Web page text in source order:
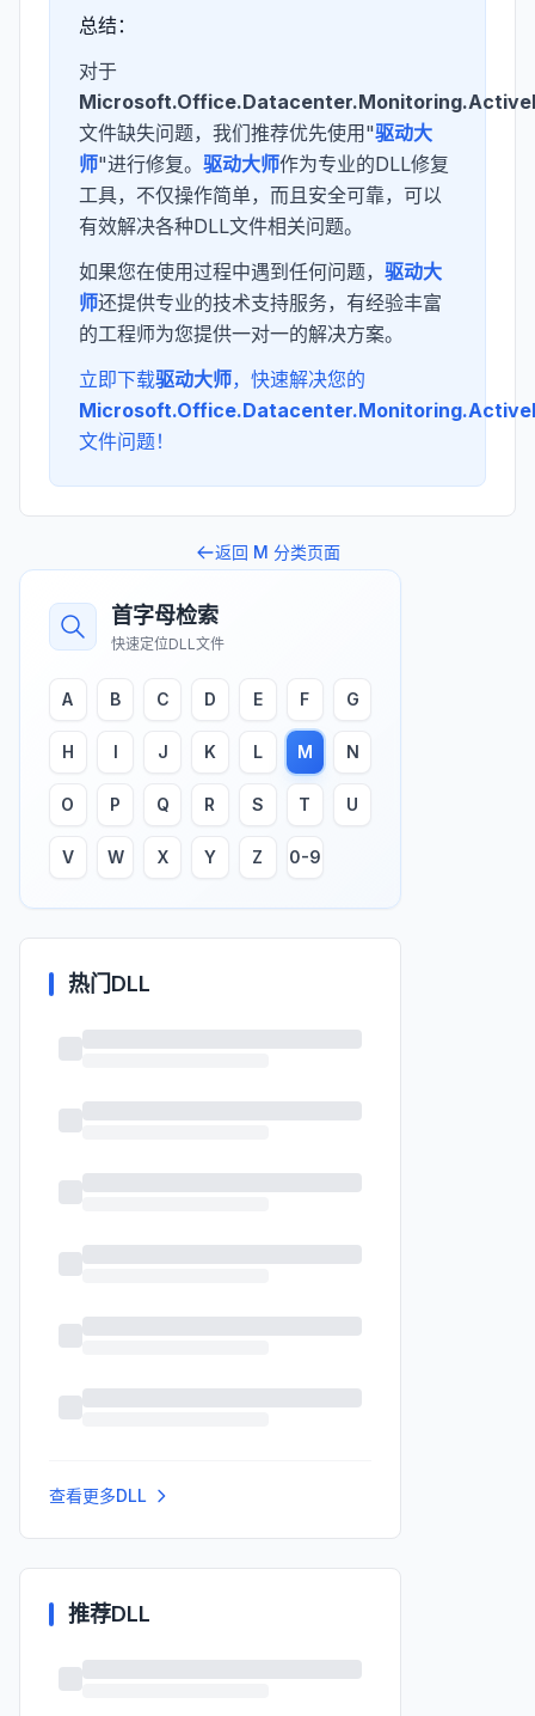
总结：
对于
文件缺失问题，我们推荐优先使用"驱动大
师"进行修复。 驱动大师作为专业的DLL修复
工具，不仅操作简单，而且安全可靠，可以
有效解决各种DLL文件相关问题。
如果您在使用过程中遇到任何问题， 驱动大
师还提供专业的技术支持服务，有经验丰富
的工程师为您提供一对一的解决方案。
立即下载驱动大师，快速解决您的
文件问题！
返回 M 分类页面
首字母检索
快速定位DLL文件
A B C D E F G
H I J K L M N
O P Q R S T U
V W X Y Z 0-9
热门DLL
查看更多DLL
推荐DLL